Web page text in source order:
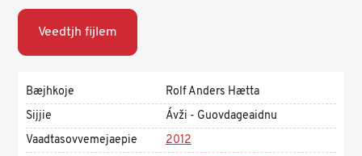
Veedtjh fijlem
Bæjhkoje
Rolf Anders Hætta
Sijjie
Ávži - Guovdageaidnu
Vaadtasovvemejaepie
2012